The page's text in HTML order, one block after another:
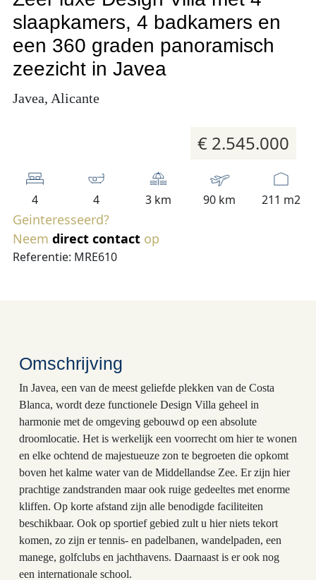
slaapkamers, 4 badkamers en
een 360 graden panoramisch
zeezicht in Javea
Javea, Alicante
€ 2.545.000
4 4 3 km 90 km 211 m2
Geinteresseerd?
Neem direct contact op
Referentie: MRE610
Omschrijving
In Javea, een van de meest geliefde plekken van de Costa
Blanca, wordt deze functionele Design Villa geheel in
harmonie met de omgeving gebouwd op een absolute
droomlocatie. Het is werkelijk een voorrecht om hier te wonen
en elke ochtend de majestueuze zon te begroeten die opkomt
boven het kalme water van de Middellandse Zee. Er zijn hier
prachtige zandstranden maar ook ruige gedeeltes met enorme
kliffen. Op korte afstand zijn alle benodigde faciliteiten
beschikbaar. Ook op sportief gebied zult u hier niets tekort
komen, zo zijn er tennis- en padelbanen, wandelpaden, een
manege, golfclubs en jachthavens. Daarnaast is er ook nog
een internationale school.